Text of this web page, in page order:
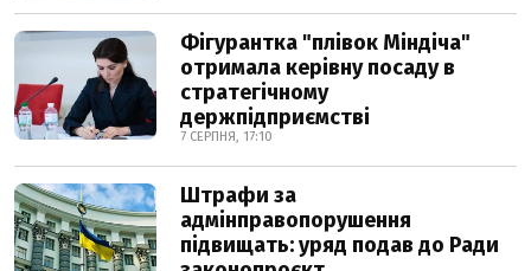
Фігурантка "плівок Міндіча"
отримала керівну посаду в
стратегічному
держпідприємстві
7 СЕРПНЯ, 17:10
Штрафи за
адмінправопорушення
підвищать: уряд подав до Ради